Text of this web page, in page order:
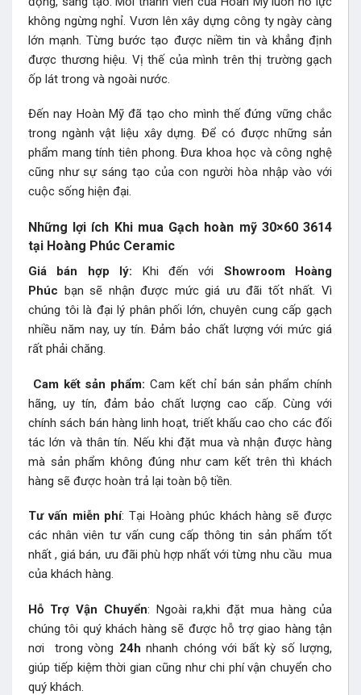
không ngừng nghỉ. Vươn lên xây dựng công ty ngày càng
lớn mạnh. Từng bước tạo được niềm tin và khẳng định
được thương hiệu. Vị thế của mình trên thị trường gạch
ốp lát trong và ngoài nước.
Đến nay Hoàn Mỹ đã tạo cho mình thế đứng vững chắc
trong ngành vật liệu xây dựng. Để có được những sản
phẩm mang tính tiên phong. Đưa khoa học và công nghệ
cũng như sự sáng tạo của con người hòa nhập vào với
cuộc sống hiện đại.
Những lợi ích Khi mua Gạch hoàn mỹ 30×60 3614
tại Hoàng Phúc Ceramic
Giá bán hợp lý: Khi đến với Showroom Hoàng
Phúc bạn sẽ nhận được mức giá ưu đãi tốt nhất. Vì
chúng tôi là đại lý phân phối lớn, chuyên cung cấp gạch
nhiều năm nay, uy tín. Đảm bảo chất lượng với mức giá
rất phải chăng.
Cam kết sản phẩm: Cam kết chỉ bán sản phẩm chính
hãng, uy tín, đảm bảo chất lượng cao cấp. Cùng với
chính sách bán hàng linh hoạt, triết khấu cao cho các đối
tác lớn và thân tín. Nếu khi đặt mua và nhận được hàng
mà sản phẩm không đúng như cam kết trên thì khách
hàng sẽ được hoàn trả lại toàn bộ tiền.
Tư vấn miễn phí: Tại Hoàng phúc khách hàng sẽ được
các nhân viên tư vấn cung cấp thông tin sản phẩm tốt
nhất , giá bán, ưu đãi phù hợp nhất với từng nhu cầu mua
của khách hàng.
Hỗ Trợ Vận Chuyển: Ngoài ra,khi đặt mua hàng của
chúng tôi quý khách hàng sẽ được hỗ trợ giao hàng tận
nơi trong vòng 24h nhanh chóng với bất kỳ số lượng,
giúp tiếp kiệm thời gian cũng như chi phí vận chuyển cho
quý khách.